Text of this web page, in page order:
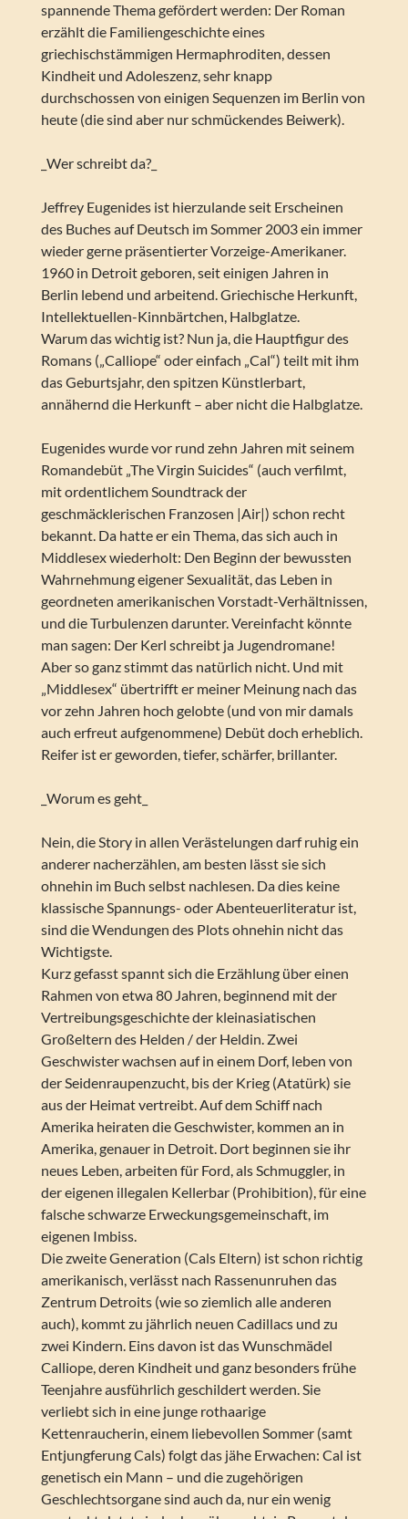
spannende Thema gefördert werden: Der Roman
erzählt die Familiengeschichte eines
griechischstämmigen Hermaphroditen, dessen
Kindheit und Adoleszenz, sehr knapp
durchschossen von einigen Sequenzen im Berlin von
heute (die sind aber nur schmückendes Beiwerk).
_Wer schreibt da?_
Jeffrey Eugenides ist hierzulande seit Erscheinen
des Buches auf Deutsch im Sommer 2003 ein immer
wieder gerne präsentierter Vorzeige-Amerikaner.
1960 in Detroit geboren, seit einigen Jahren in
Berlin lebend und arbeitend. Griechische Herkunft,
Intellektuellen-Kinnbärtchen, Halbglatze.
Warum das wichtig ist? Nun ja, die Hauptfigur des
Romans („Calliope“ oder einfach „Cal“) teilt mit ihm
das Geburtsjahr, den spitzen Künstlerbart,
annähernd die Herkunft – aber nicht die Halbglatze.
Eugenides wurde vor rund zehn Jahren mit seinem
Romandebüt „The Virgin Suicides“ (auch verfilmt,
mit ordentlichem Soundtrack der
geschmäcklerischen Franzosen |Air|) schon recht
bekannt. Da hatte er ein Thema, das sich auch in
Middlesex wiederholt: Den Beginn der bewussten
Wahrnehmung eigener Sexualität, das Leben in
geordneten amerikanischen Vorstadt-Verhältnissen,
und die Turbulenzen darunter. Vereinfacht könnte
man sagen: Der Kerl schreibt ja Jugendromane!
Aber so ganz stimmt das natürlich nicht. Und mit
„Middlesex“ übertrifft er meiner Meinung nach das
vor zehn Jahren hoch gelobte (und von mir damals
auch erfreut aufgenommene) Debüt doch erheblich.
Reifer ist er geworden, tiefer, schärfer, brillanter.
_Worum es geht_
Nein, die Story in allen Verästelungen darf ruhig ein
anderer nacherzählen, am besten lässt sie sich
ohnehin im Buch selbst nachlesen. Da dies keine
klassische Spannungs- oder Abenteuerliteratur ist,
sind die Wendungen des Plots ohnehin nicht das
Wichtigste.
Kurz gefasst spannt sich die Erzählung über einen
Rahmen von etwa 80 Jahren, beginnend mit der
Vertreibungsgeschichte der kleinasiatischen
Großeltern des Helden / der Heldin. Zwei
Geschwister wachsen auf in einem Dorf, leben von
der Seidenraupenzucht, bis der Krieg (Atatürk) sie
aus der Heimat vertreibt. Auf dem Schiff nach
Amerika heiraten die Geschwister, kommen an in
Amerika, genauer in Detroit. Dort beginnen sie ihr
neues Leben, arbeiten für Ford, als Schmuggler, in
der eigenen illegalen Kellerbar (Prohibition), für eine
falsche schwarze Erweckungsgemeinschaft, im
eigenen Imbiss.
Die zweite Generation (Cals Eltern) ist schon richtig
amerikanisch, verlässt nach Rassenunruhen das
Zentrum Detroits (wie so ziemlich alle anderen
auch), kommt zu jährlich neuen Cadillacs und zu
zwei Kindern. Eins davon ist das Wunschmädel
Calliope, deren Kindheit und ganz besonders frühe
Teenjahre ausführlich geschildert werden. Sie
verliebt sich in eine junge rothaarige
Kettenraucherin, einem liebevollen Sommer (samt
Entjungferung Cals) folgt das jähe Erwachen: Cal ist
genetisch ein Mann – und die zugehörigen
Geschlechtsorgane sind auch da, nur ein wenig